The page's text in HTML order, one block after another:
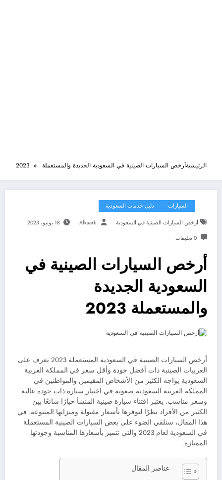
الرئيسيةأرخص السيارات الصينية في السعودية الجديدة والمستعملة 2023
السيارات دليل خدمات السعودية
أرخص السيارات الصينية في السعودية Afkaark 18 يونيو، 2023
0 تعليقات
أرخص السيارات الصينية في
السعودية الجديدة
والمستعملة 2023
أرخص السيارات الصينية في السعودية المستعملة 2023 تعرف على
العربيات الصينية ذات أفضل جودة وأقل سعر في المملكة العربية
السعودية يواجه الكثير من الأشخاص المقيمين والمواطنين في
المملكة العربية السعودية صعوبة في اختيار سيارة ذات جودة عالية
وسعر مناسب. يعتبر اقتناء سيارة صينية المنشأ خيارًا شائعًا بين
الكثير من الأفراد نظرًا لتوفرها بأسعار مقبولة وميزاتها المتنوعة. في
هذا المقال، سنلقي الضوء على بعض السيارات الصينية المستعملة
في السعودية لعام 2023 والتي تتميز بأسعارها المناسبة وجودتها
الممتازة.
عناصر المقال